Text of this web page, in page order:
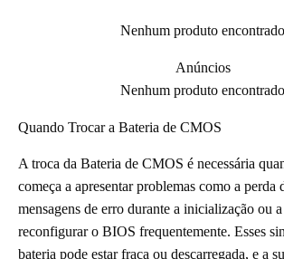
Nenhum produto encontrado
Anúncios
Nenhum produto encontrado
Quando Trocar a Bateria de CMOS
A troca da Bateria de CMOS é necessária
começa a apresentar problemas como a perda
mensagens de erro durante a inicialização ou
reconfigurar o BIOS frequentemente. Esses
bateria pode estar fraca ou descarregada, e a